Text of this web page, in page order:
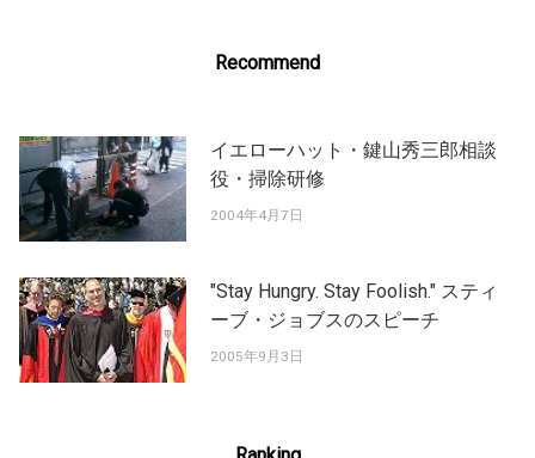
Recommend
イエローハット・鍵山秀三郎相談
役・掃除研修
2004年4月7日
"Stay Hungry. Stay Foolish." スティ
ーブ・ジョブスのスピーチ
2005年9月3日